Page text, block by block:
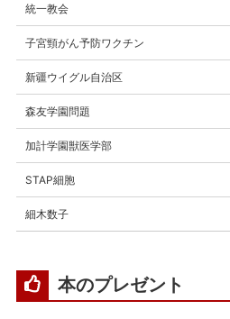
統一教会
子宮頸がん予防ワクチン
新疆ウイグル自治区
森友学園問題
加計学園獣医学部
STAP細胞
細木数子
本のプレゼント